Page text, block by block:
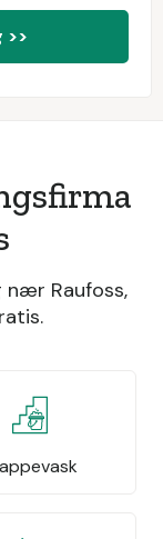
nær Raufoss,